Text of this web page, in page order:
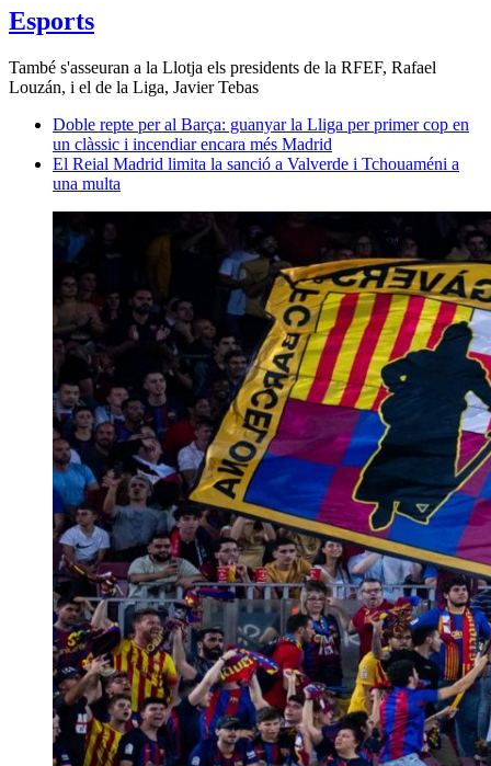
Esports
També s'asseuran a la Llotja els presidents de la RFEF, Rafael
Louzán, i el de la Liga, Javier Tebas
Doble repte per al Barça: guanyar la Lliga per primer cop en
un clàssic i incendiar encara més Madrid
El Reial Madrid limita la sanció a Valverde i Tchouaméni a
una multa